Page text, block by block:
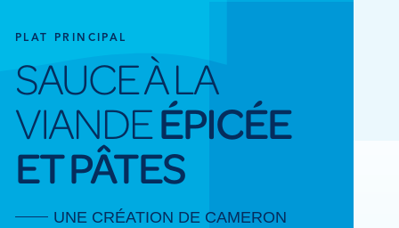
PLAT PRINCIPAL
SAUCE À LA
VIANDEÉPICÉE
ET PÂTES
UNE CRÉATION DE CAMERON